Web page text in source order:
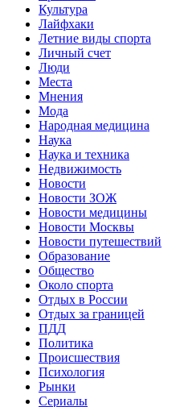
Культура
Лайфхаки
Летние виды спорта
Личный счет
Люди
Места
Мнения
Мода
Народная медицина
Наука
Наука и техника
Недвижимость
Новости
Новости ЗОЖ
Новости медицины
Новости Москвы
Новости путешествий
Образование
Общество
Около спорта
Отдых в России
Отдых за границей
ПДД
Политика
Происшествия
Психология
Рынки
Сериалы